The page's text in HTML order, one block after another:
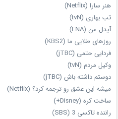
هنر سارا (Netflix)
تب بهاری (tvN)
آیدل من (ENA)
روزهای طلایی ما (KBS2)
فردایی حتمی (jTBC)
وکیل مردم (tvN)
دوستم داشته باش (jTBC)
میشه این عشق رو ترجمه کرد؟ (Netflix)
ساخت کره (Disney+)
راننده تاکسی 3 (SBS)